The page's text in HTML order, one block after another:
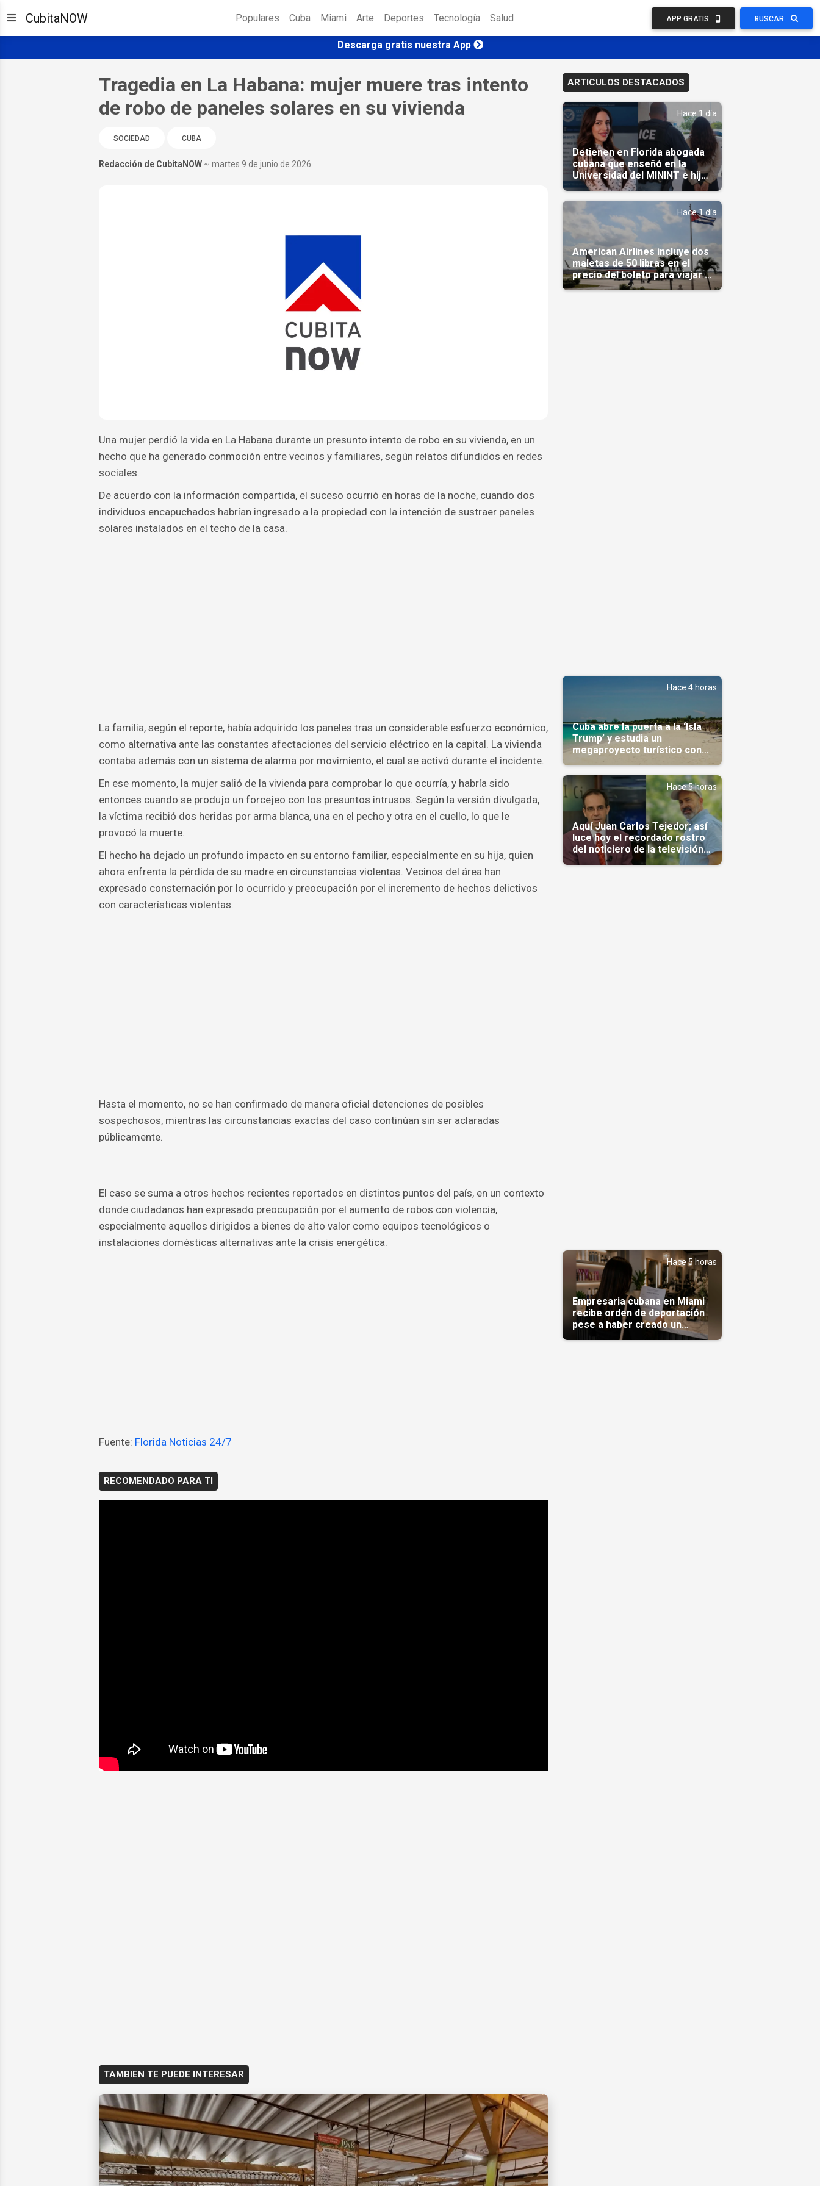
CubitaNOW Populares Cuba Miami Arte Deportes Tecnología Salud APP GRATIS BUSCAR
Descarga gratis nuestra App
Tragedia en La Habana: mujer muere tras intento
de robo de paneles solares en su vivienda
SOCIEDAD CUBA
Redacción de CubitaNOW ~ martes 9 de junio de 2026
Una mujer perdió la vida en La Habana durante un presunto intento de robo en su vivienda, en un
hecho que ha generado conmoción entre vecinos y familiares, según relatos difundidos en redes
sociales.
De acuerdo con la información compartida, el suceso ocurrió en horas de la noche, cuando dos
individuos encapuchados habrían ingresado a la propiedad con la intención de sustraer paneles
solares instalados en el techo de la casa.
La familia, según el reporte, había adquirido los paneles tras un considerable esfuerzo económico,
como alternativa ante las constantes afectaciones del servicio eléctrico en la capital. La vivienda
contaba además con un sistema de alarma por movimiento, el cual se activó durante el incidente.
En ese momento, la mujer salió de la vivienda para comprobar lo que ocurría, y habría sido
entonces cuando se produjo un forcejeo con los presuntos intrusos. Según la versión divulgada,
la víctima recibió dos heridas por arma blanca, una en el pecho y otra en el cuello, lo que le
provocó la muerte.
El hecho ha dejado un profundo impacto en su entorno familiar, especialmente en su hija, quien
ahora enfrenta la pérdida de su madre en circunstancias violentas. Vecinos del área han
expresado consternación por lo ocurrido y preocupación por el incremento de hechos delictivos
con características violentas.
Hasta el momento, no se han confirmado de manera oficial detenciones de posibles
sospechosos, mientras las circunstancias exactas del caso continúan sin ser aclaradas
públicamente.
El caso se suma a otros hechos recientes reportados en distintos puntos del país, en un contexto
donde ciudadanos han expresado preocupación por el aumento de robos con violencia,
especialmente aquellos dirigidos a bienes de alto valor como equipos tecnológicos o
instalaciones domésticas alternativas ante la crisis energética.
Fuente: Florida Noticias 24/7
RECOMENDADO PARA TI
TAMBIEN TE PUEDE INTERESAR
ARTICULOS DESTACADOS
Hace 1 día
Detienen en Florida abogada
cubana que enseñó en la
Universidad del MININT e hija
de diplomático cubano
Hace 1 día
American Airlines incluye dos
maletas de 50 libras en el
precio del boleto para viajar a
Cuba en agosto
Hace 4 horas
Cuba abre la puerta a la ‘Isla
Trump’ y estudia un
megaproyecto turístico con
capital árabe
Hace 5 horas
Aquí Juan Carlos Tejedor; así
luce hoy el recordado rostro
del noticiero de la televisión
cubana
Hace 5 horas
Empresaria cubana en Miami
recibe orden de deportación
pese a haber creado un